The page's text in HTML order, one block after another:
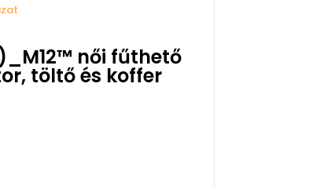
női fűthető
töltő és koffer